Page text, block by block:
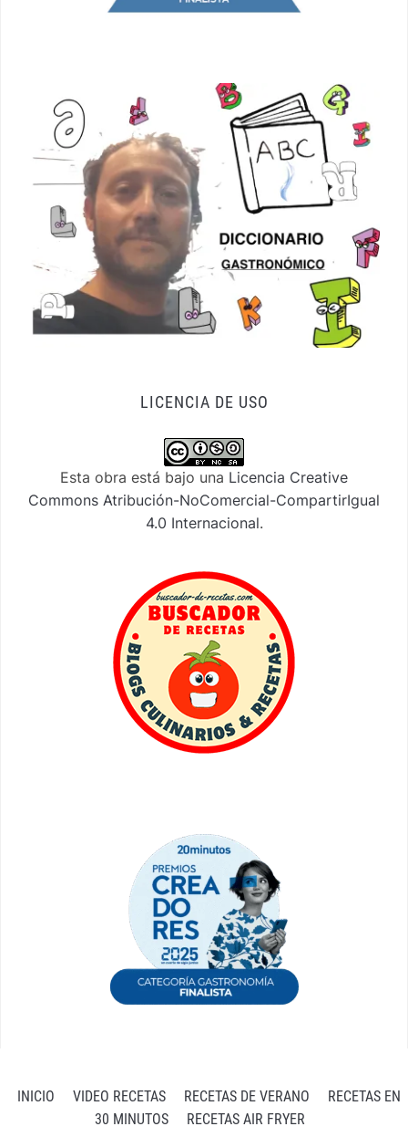
LICENCIA DE USO
Esta obra está bajo una Licencia Creative
Commons Atribución-NoComercial-CompartirIgual
4.0 Internacional.
INICIO VIDEO RECETAS RECETAS DE VERANO
RECETAS EN
30 MINUTOS
RECETAS AIR FRYER